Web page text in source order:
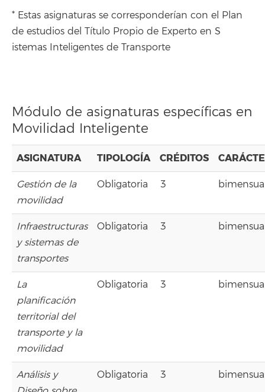
* Estas asignaturas se corresponderían con el Plan
de estudios del Título Propio de Experto en S
istemas Inteligentes de Transporte
Módulo de asignaturas específicas en
Movilidad Inteligente
ASIGNATURA TIPOLOGÍA CRÉDITOS
Gestión de la
movilidad
Obligatoria 3
Infraestructuras
y sistemas de
transportes
Obligatoria 3
La
planificación
territorial del
transporte y la
movilidad
Obligatoria 3
Análisis y
Obligatoria 3